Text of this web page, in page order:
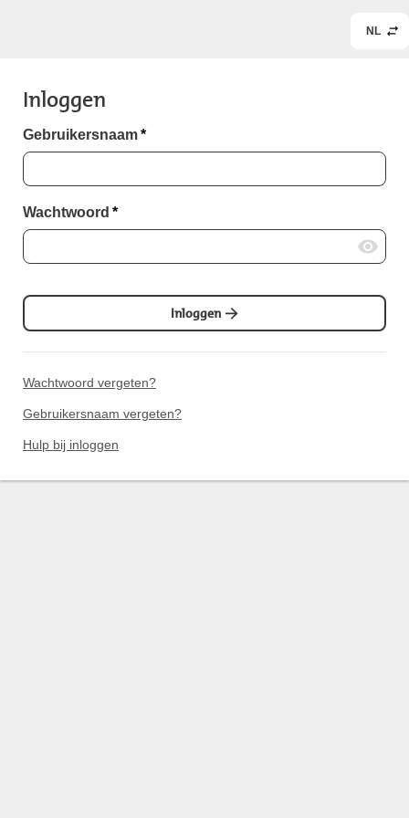
NL
Inloggen
Gebruikersnaam*
Wachtwoord *
Inloggen
Wachtwoord vergeten?
Gebruikersnaam vergeten?
Hulp bij inloggen